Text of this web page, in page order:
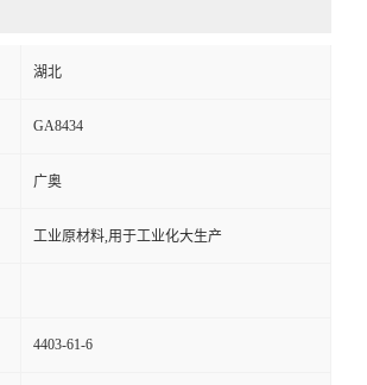
湖北
GA8434
广奥
工业原材料,用于工业化大生产
4403-61-6